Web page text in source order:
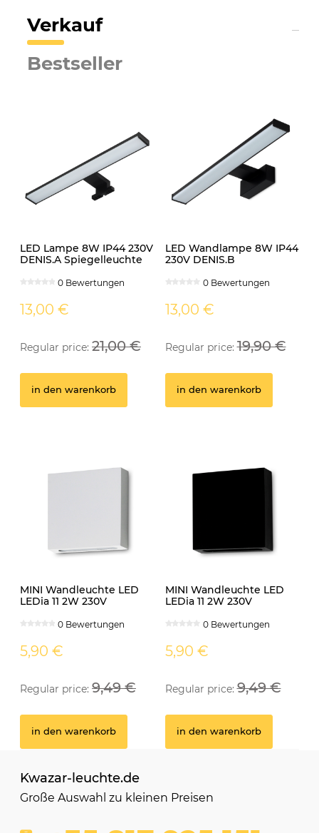
Verkauf
Bestseller
LED Lampe 8W IP44 230V
DENIS.A Spiegelleuchte
0 Bewertungen
13,00 €
Regular price: 21,00 €
in den warenkorb
LED Wandlampe 8W IP44
230V DENIS.B
0 Bewertungen
13,00 €
Regular price:19,90 €
in den warenkorb
MINI Wandleuchte LED
LEDia 11 2W 230V
0 Bewertungen
5,90 €
Regular price: 9,49 €
in den warenkorb
MINI Wandleuchte LED
LEDia 11 2W 230V
0 Bewertungen
5,90 €
Regular price:9,49 €
in den warenkorb
Kwazar-leuchte.de
Große Auswahl zu kleinen Preisen